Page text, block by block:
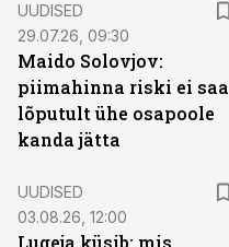
UUDISED
29.07.26, 09:30
Maido Solovjov:
piimahinna riski ei saa
lõputult ühe osapoole
kanda jätta
UUDISED
03.08.26, 12:00
Lugeja küsib: mis